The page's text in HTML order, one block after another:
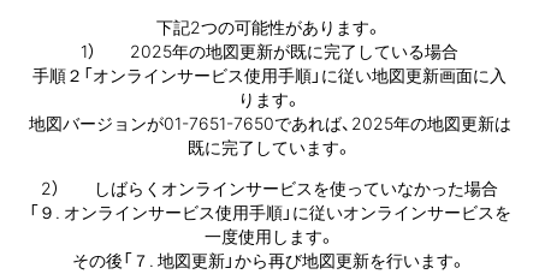
下記2つの可能性があります。
1） 2025年の地図更新が既に完了している場合
手順２「オンラインサービス使用手順」に従い地図更新画面に入
ります。
地図バージョンが01-7651-7650であれば、2025年の地図更新は
既に完了しています。
2） しばらくオンラインサービスを使っていなかった場合
「９. オンラインサービス使用手順」に従いオンラインサービスを
一度使用します。
その後「７. 地図更新」から再び地図更新を行います。